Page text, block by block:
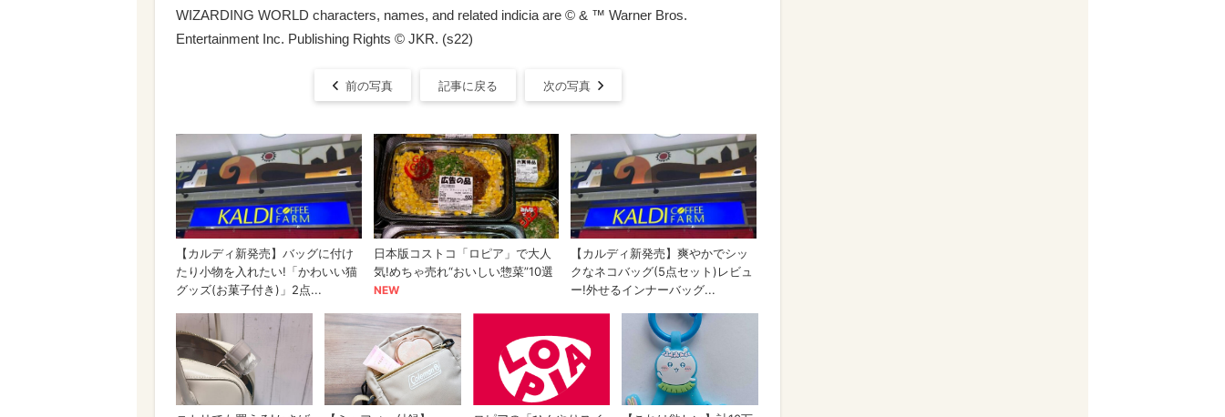
WIZARDING WORLD characters, names, and related indicia are © & ™ Warner Bros.
Entertainment Inc. Publishing Rights © JKR. (s22)
前の写真 記事に戻る 次の写真